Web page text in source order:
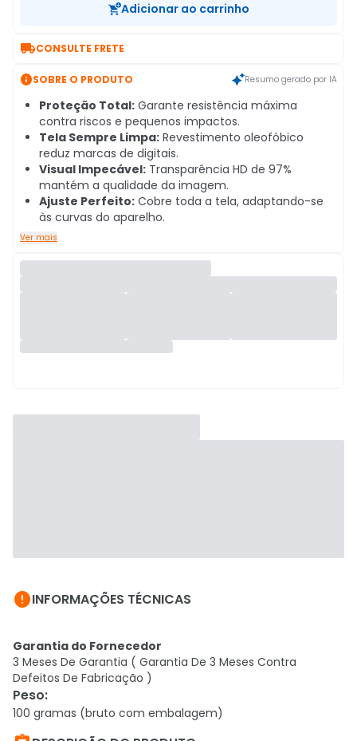
Adicionar ao carrinho
CONSULTE FRETE
SOBRE O PRODUTO Resumo gerado por IA
Proteção Total: Garante resistência máxima
contra riscos e pequenos impactos.
Tela Sempre Limpa: Revestimento oleofóbico
reduz marcas de digitais.
Visual Impecável: Transparência HD de 97%
mantém a qualidade da imagem.
Ajuste Perfeito: Cobre toda a tela, adaptando-se
às curvas do aparelho.
Ver mais
INFORMAÇÕES TÉCNICAS
Garantia do Fornecedor
3 Meses De Garantia ( Garantia De 3 Meses Contra
Defeitos De Fabricação )
Peso:
100 gramas (bruto com embalagem)